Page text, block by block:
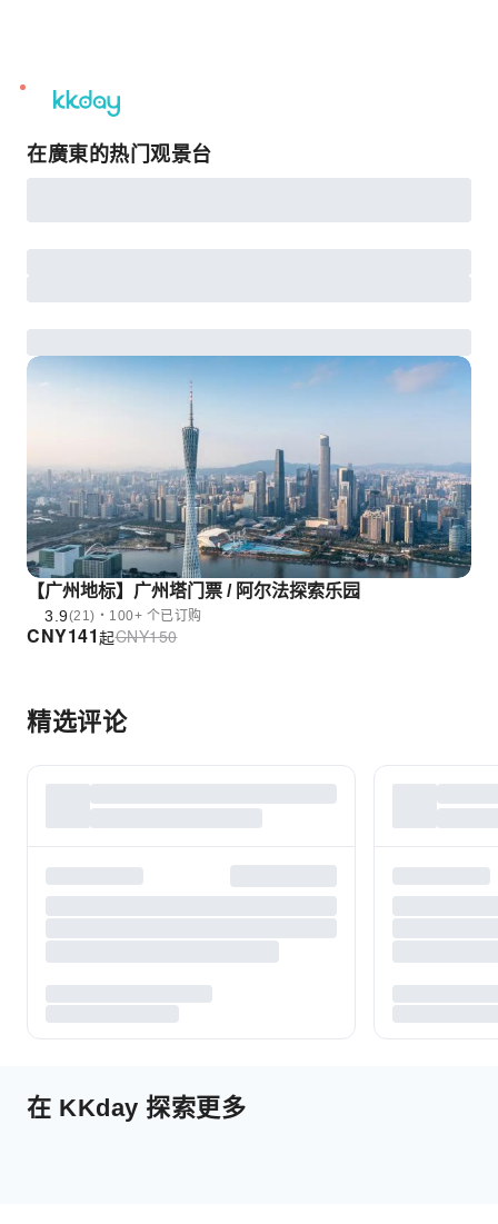
unread
notifications
在廣東的热门观景台
【广州地标】广州塔门票 / 阿尔法探索乐园
3.9(21)・100+ 个已订购
CNY141起CNY150
精选评论
在 KKday 探索更多